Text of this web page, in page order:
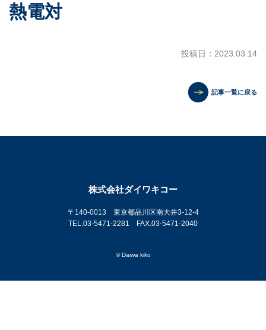
熱電対
投稿日：2023.03.14
記事一覧に戻る
株式会社ダイワキコー
〒140-0013 東京都品川区南大井3-12-4
TEL.03-5471-2281 FAX.03-5471-2040
© Daiwa kiko